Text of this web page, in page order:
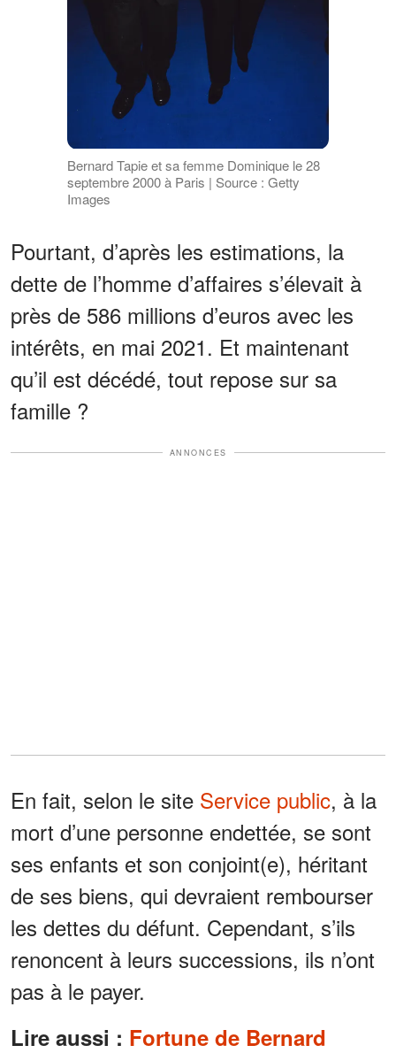
Bernard Tapie et sa femme Dominique le 28
septembre 2000 à Paris | Source : Getty
Images
Pourtant, d’après les estimations, la
dette de l’homme d’affaires s’élevait à
près de 586 millions d’euros avec les
intérêts, en mai 2021. Et maintenant
qu’il est décédé, tout repose sur sa
famille ?
ANNONCES
En fait, selon le site Service public, à la
mort d’une personne endettée, se sont
ses enfants et son conjoint(e), héritant
de ses biens, qui devraient rembourser
les dettes du défunt. Cependant, s’ils
renoncent à leurs successions, ils n’ont
pas à le payer.
Lire aussi : Fortune de Bernard